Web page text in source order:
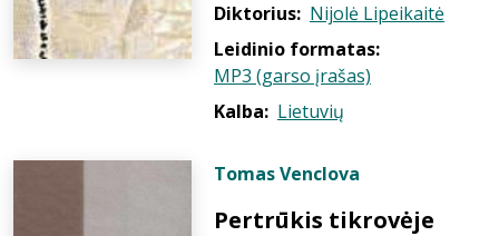
Diktorius: Nijolė Lipeikaitė
Leidinio formatas:
MP3 (garso įrašas)
Kalba: Lietuvių
Tomas Venclova
Pertrūkis tikrovėje